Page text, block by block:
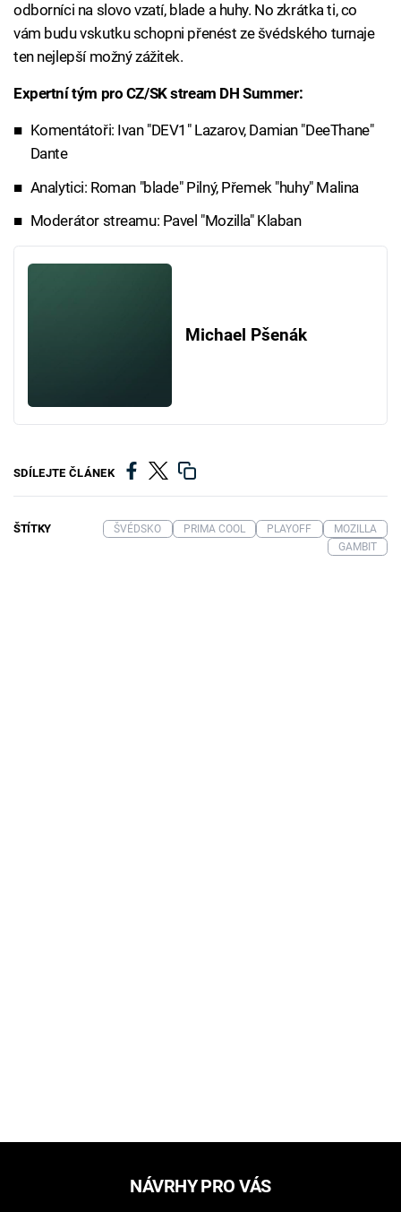
odborníci na slovo vzatí, blade a huhy. No zkrátka ti, co
vám budu vskutku schopni přenést ze švédského turnaje
ten nejlepší možný zážitek.
Expertní tým pro CZ/SK stream DH Summer:
Komentátoři: Ivan "DEV1" Lazarov, Damian "DeeThane"
Dante
Analytici: Roman "blade" Pilný, Přemek "huhy" Malina
Moderátor streamu: Pavel "Mozilla" Klaban
Michael Pšenák
SDÍLEJTE ČLÁNEK
ŠTÍTKY ŠVÉDSKO PRIMA COOL PLAYOFF
MOZILLA
GAMBIT
NÁVRHY PRO VÁS